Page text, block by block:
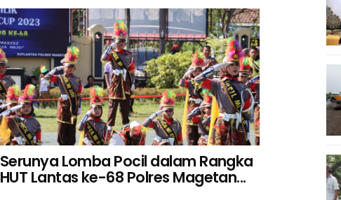
Serunya Lomba Pocil dalam Rangka
HUT Lantas ke-68 Polres Magetan...